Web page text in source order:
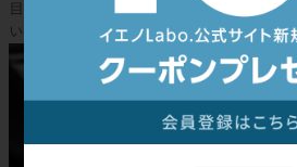
目も上品に。職人の眼と手でなされる細
い心地が気持ちよく仕上がるのです。